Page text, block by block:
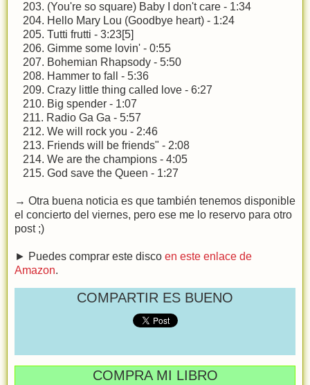
203. (You're so square) Baby I don't care - 1:34
204. Hello Mary Lou (Goodbye heart) - 1:24
205. Tutti frutti - 3:23[5]
206. Gimme some lovin' - 0:55
207. Bohemian Rhapsody - 5:50
208. Hammer to fall - 5:36
209. Crazy little thing called love - 6:27
210. Big spender - 1:07
211. Radio Ga Ga - 5:57
212. We will rock you - 2:46
213. Friends will be friends" - 2:08
214. We are the champions - 4:05
215. God save the Queen - 1:27
→ Otra buena noticia es que también tenemos disponible
el concierto del viernes, pero ese me lo reservo para otro
post ;)
► Puedes comprar este disco en este enlace de
Amazon.
COMPARTIR ES BUENO
COMPRA MI LIBRO